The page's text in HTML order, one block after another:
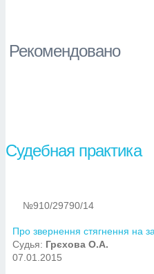
Рекомендовано
Судебная практика
№910/29790/14
Про звернення стягнення на
Судья: Грєхова О.А.
07.01.2015